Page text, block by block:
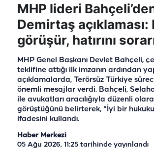
MHP lideri
Demirtaş açıklaması:
görüşür, hatırını
MHP Genel Başkanı Devlet Bahçeli,
teklifine attığı ilk imzanın ardından
açıklamalarda, Terörsüz Türkiye
önemli mesajlar verdi. Bahçeli,
ile avukatları aracılığıyla düzenli
görüştüğünü belirterek, “İyi bir
ifadesini kullandı.
Haber Merkezi
05 Ağu 2026, 11:25 tarihinde yayınlandı